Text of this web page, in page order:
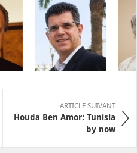
ARTICLE SUIVANT
Houda Ben Amor: Tunisia
by now